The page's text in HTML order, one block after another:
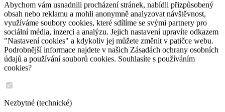
Abychom vám usnadnili procházení stránek, nabídli přizpůsobený
obsah nebo reklamu a mohli anonymně analyzovat návštěvnost,
využíváme soubory cookies, které sdílíme se svými partnery pro
sociální média, inzerci a analýzu. Jejich nastavení upravíte odkazem
"Nastavení cookies" a kdykoliv jej můžete změnit v patičce webu.
Podrobnější informace najdete v našich Zásadách ochrany osobních
údajů a používání souborů cookies. Souhlasíte s používáním
cookies?
Nezbytné (technické)